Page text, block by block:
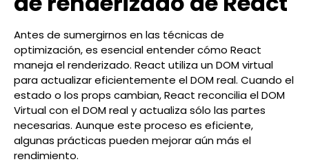
Antes de sumergirnos en las técnicas de
optimización, es esencial entender cómo React
maneja el renderizado. React utiliza un DOM virtual
para actualizar eficientemente el DOM real. Cuando el
estado o los props cambian, React reconcilia el DOM
Virtual con el DOM real y actualiza sólo las partes
necesarias. Aunque este proceso es eficiente,
algunas prácticas pueden mejorar aún más el
rendimiento.